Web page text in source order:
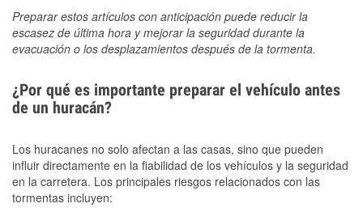
Preparar estos artículos con anticipación puede reducir la
escasez de última hora y mejorar la seguridad durante la
evacuación o los desplazamientos después de la tormenta.
¿Por qué es importante preparar el vehículo antes
de un huracán?
Los huracanes no solo afectan a las casas, sino que pueden
influir directamente en la fiabilidad de los vehículos y la seguridad
en la carretera. Los principales riesgos relacionados con las
tormentas incluyen: